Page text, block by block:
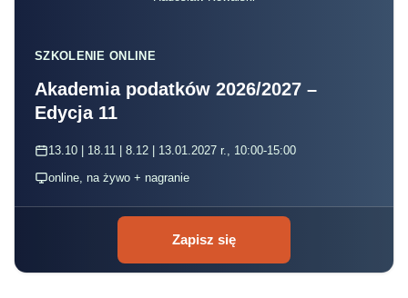
SZKOLENIE ONLINE
Akademia podatków 2026/2027 –
Edycja 11
13.10 | 18.11 | 8.12 | 13.01.2027 r., 10:00-15:00
online, na żywo + nagranie
Zapisz się